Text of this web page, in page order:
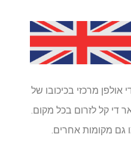
אולפן מרכזי בכיכובו של
די קל לזרום בכל מקום.
גם מקומות אחרים.